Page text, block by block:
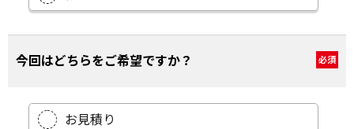
今回はどちらをご希望ですか？ 必須
お見積り